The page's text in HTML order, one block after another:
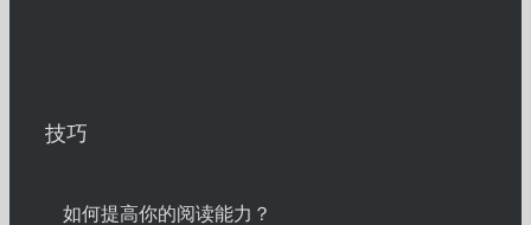
技巧
如何提高你的阅读能力？